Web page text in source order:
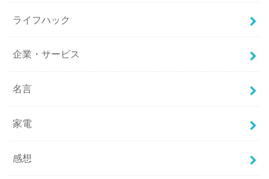
ライフハック
企業・サービス
名言
家電
感想